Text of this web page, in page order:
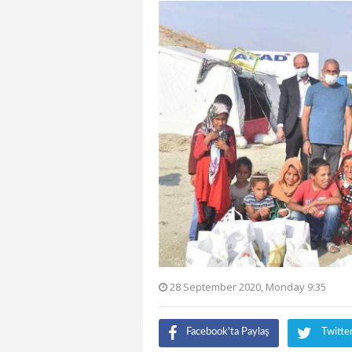
28 September 2020, Monday 9:35
Facebook'ta Paylaş